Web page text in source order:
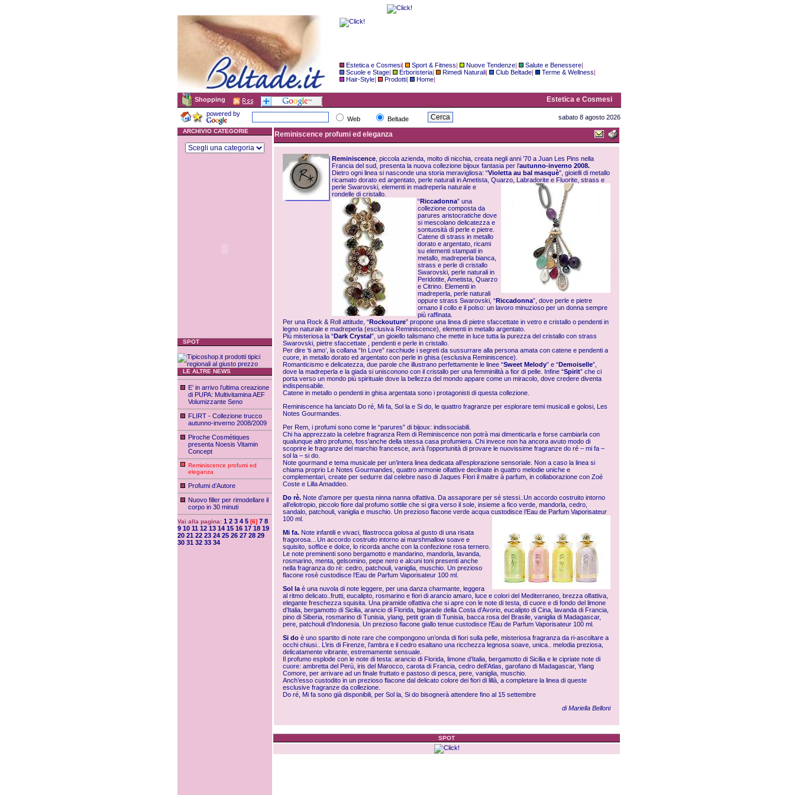
Estetica e Cosmesi| Sport & Fitness| Nuove Tendenze| Salute e Benessere|
Scuole e Stage| Erboristeria| Rimedi Naturali| Club Beltade| Terme & Wellness|
Hair-Style| Prodotti| Home|
Shopping Estetica e Cosmesi
powered by
Web Beltade sabato 8 agosto 2026
ARCHIVIO CATEGORIE
SPOT
LE ALTRE NEWS
E’ in arrivo l’ultima creazione
di PUPA: Multivitamina AEF
Volumizzante Seno
FLIRT - Collezione trucco
autunno-inverno 2008/2009
Piroche Cosmétiques
presenta Noesis Vitamin
Concept
Reminiscence profumi ed
eleganza
Profumi d’Autore
Nuovo filler per rimodellare il
corpo in 30 minuti
Vai alla pagina: 1 2 3 4 5 [6] 7 8
9 10 11 12 13 14 15 16 17 18 19
20 21 22 23 24 25 26 27 28 29
30 31 32 33 34
Reminiscence profumi ed eleganza
Reminiscence , piccola azienda, molto di nicchia, creata negli anni ’70 a Juan Les Pins nella
Francia del sud, presenta la nuova collezione bijoux fantasia per l’autunno-inverno 2008.
Dietro ogni linea si nasconde una storia meravigliosa: “Violetta au bal masquè”, gioielli di metallo
ricamato dorato ed argentato, perle naturali in Ametista, Quarzo, Labradorite e Fluorite, strass e
perle Swarovski, elementi in madreperla naturale e
rondelle di cristallo.
“Riccadonna” una
collezione composta da
parures aristocratiche dove
si mescolano delicatezza e
sontuosità di perle e pietre.
Catene di strass in metallo
dorato e argentato, ricami
su elementi stampati in
metallo, madreperla bianca,
strass e perle di cristallo
Swarovski, perle naturali in
Peridotite, Ametista, Quarzo
e Citrino. Elementi in
madreperla, perle naturali
oppure strass Swarovski, “Riccadonna”, dove perle e pietre
ornano il collo e il polso: un lavoro minuzioso per un donna sempre
più raffinata.
Per una Rock & Roll attitude, “Rockouture” propone una linea di pietre sfaccettate in vetro e cristallo o pendenti in
legno naturale e madreperla (esclusiva Reminiscence), elementi in metallo argentato.
Più misteriosa la “Dark Crystal”, un gioiello talismano che mette in luce tutta la purezza del cristallo con strass
Swarovski, pietre sfaccettate , pendenti e perle in cristallo.
Per dire ‘ti amo’, la collana “In Love” racchiude i segreti da sussurrare alla persona amata con catene e pendenti a
cuore, in metallo dorato ed argentato con perle in ghisa (esclusiva Reminiscence).
Romanticismo e delicatezza, due parole che illustrano perfettamente le linee “Sweet Melody” e “Demoiselle”,
dove la madreperla e la giada si unisconono con il cristallo per una femminilità a fior di pelle. Infine “Spirit” che ci
porta verso un mondo più spirituale dove la bellezza del mondo appare come un miracolo, dove credere diventa
indispensabile.
Catene in metallo o pendenti in ghisa argentata sono i protagonisti di questa collezione.
Reminiscence ha lanciato Do ré, Mi fa, Sol la e Si do, le quattro fragranze per esplorare temi musicali e golosi, Les
Notes Gourmandes.
Per Rem, i profumi sono come le “parures” di bijoux: indissociabili.
Chi ha apprezzato la celebre fragranza Rem di Reminiscence non potrà mai dimenticarla e forse cambiarla con
qualunque altro profumo, foss’anche della stessa casa profumiera. Chi invece non ha ancora avuto modo di
scoprire le fragranze del marchio francesce, avrà l’opportunità di provare le nuovissime fragranze do ré – mi fa –
sol la – si do.
Note gourmand e tema musicale per un’intera linea dedicata all’esplorazione sensoriale. Non a caso la linea si
chiama proprio Le Notes Gourmandes, quattro armonie olfattive declinate in quattro melodie uniche e
complementari, create per sedurre dal celebre naso di Jaques Flori il maitre à parfum, in collaborazione con Zoé
Coste e Lilla Amaddeo.
Do rè. Note d’amore per questa ninna nanna olfattiva. Da assaporare per sé stessi..Un accordo costruito intorno
all’eliotropio, piccolo fiore dal profumo sottile che si gira verso il sole, insieme a fico verde, mandorla, cedro,
sandalo, patchouli, vaniglia e muschio. Un prezioso flacone verde acqua custodisce l’Eau de Parfum Vaporisateur
100 ml.
Mi fa. Note infantili e vivaci, filastrocca golosa al gusto di una risata
fragorosa…Un accordo costruito intorno ai marshmallow soave e
squisito, soffice e dolce, lo ricorda anche con la confezione rosa ternero.
Le note preminenti sono bergamotto e mandarino, mandorla, lavanda,
rosmarino, menta, gelsomino, pepe nero e alcuni toni presenti anche
nella fragranza do rè: cedro, patchouli, vaniglia, muschio. Un prezioso
flacone rosè custodisce l’Eau de Parfum Vaporisateur 100 ml.
Sol la è una nuvola di note leggere, per una danza charmante, leggera
al ritmo delicato..frutti, eucalipto, rosmarino e fiori di arancio amaro, luce e colori del Mediterraneo, brezza olfattiva,
elegante freschezza squisita. Una piramide olfattiva che si apre con le note di testa, di cuore e di fondo del limone
d’Italia, bergamotto di Sicilia, arancio di Florida, bigarade della Costa d’Avorio, eucalipto di Cina, lavanda di Francia,
pino di Siberia, rosmarino di Tunisia, ylang, petit grain di Tunisia, bacca rosa del Brasile, vaniglia di Madagascar,
pere, patchouli d’Indonesia. Un prezioso flacone giallo tenue custodisce l’Eau de Parfum Vaporisateur 100 ml.
Si do è uno spartito di note rare che compongono un’onda di fiori sulla pelle, misteriosa fragranza da ri-ascoltare a
occhi chiusi.. L’iris di Firenze, l’ambra e il cedro esaltano una ricchezza legnosa soave, unica.. melodia preziosa,
delicatamente vibrante, estremamente sensuale.
Il profumo esplode con le note di testa: arancio di Florida, limone d’Italia, bergamotto di Sicilia e le cipriate note di
cuore: ambretta del Perù, iris del Marocco, carota di Francia, cedro dell’Atlas, garofano di Madagascar, Ylang
Comore, per arrivare ad un finale fruttato e pastoso di pesca, pere, vaniglia, muschio.
Anch’esso custodito in un prezioso flacone dal delicato colore dei fiori di lillà, a completare la linea di queste
esclusive fragranze da collezione.
Do ré, Mi fa sono già disponibili, per Sol la, Si do bisognerà attendere fino al 15 settembre
di Mariella Belloni
SPOT